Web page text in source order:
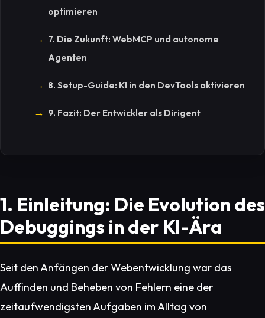
optimieren
7. Die Zukunft: WebMCP und autonome
Agenten
8. Setup-Guide: KI in den DevTools aktivieren
9. Fazit: Der Entwickler als Dirigent
1. Einleitung: Die Evolution des
Debuggings in der KI-Ära
Seit den Anfängen der Webentwicklung war das
Auffinden und Beheben von Fehlern eine der
zeitaufwendigsten Aufgaben im Alltag von